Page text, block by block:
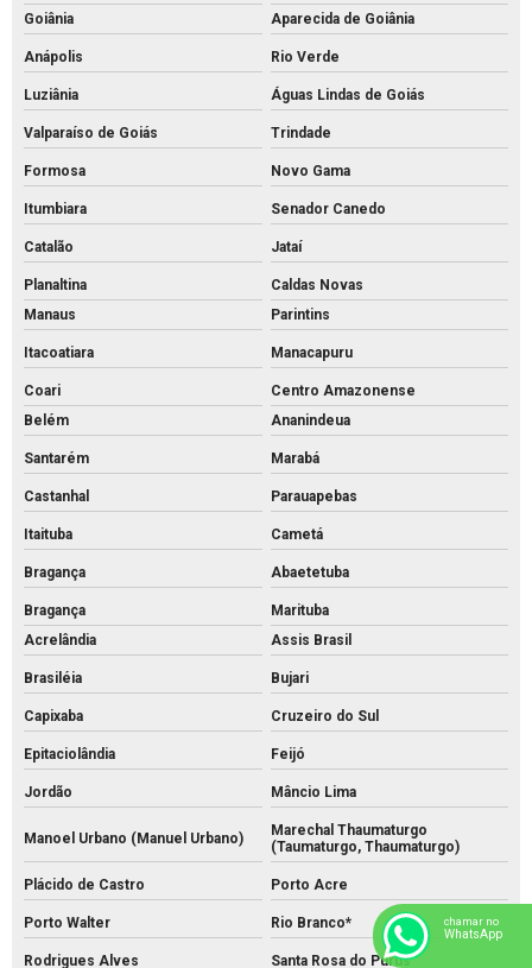
Goiânia
Aparecida de Goiânia
Anápolis Rio Verde
Luziânia Águas Lindas de Goiás
Valparaíso de Goiás Trindade
Formosa Novo Gama
Itumbiara Senador Canedo
Catalão Jataí
Planaltina
Caldas Novas
Manaus
Parintins
Itacoatiara Manacapuru
Coari
Centro Amazonense
Belém
Ananindeua
Santarém Marabá
Castanhal Parauapebas
Itaituba Cametá
Bragança Abaetetuba
Bragança
Marituba
Acrelândia
Assis Brasil
Brasiléia Bujari
Capixaba Cruzeiro do Sul
Epitaciolândia Feijó
Jordão Mâncio Lima
Manoel Urbano (Manuel Urbano)
Marechal Thaumaturgo
(Taumaturgo, Thaumaturgo)
Plácido de Castro Porto Acre
Porto Walter Rio Branco*
Rodrigues Alves Santa Rosa do Purus
chamar no
WhatsApp